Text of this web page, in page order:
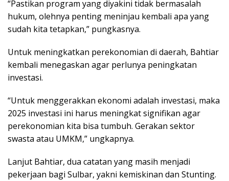
“Pastikan program yang diyakini tidak bermasalah
hukum, olehnya penting meninjau kembali apa yang
sudah kita tetapkan,” pungkasnya.
Untuk meningkatkan perekonomian di daerah, Bahtiar
kembali menegaskan agar perlunya peningkatan
investasi.
“Untuk menggerakkan ekonomi adalah investasi, maka
2025 investasi ini harus meningkat signifikan agar
perekonomian kita bisa tumbuh. Gerakan sektor
swasta atau UMKM,” ungkapnya.
Lanjut Bahtiar, dua catatan yang masih menjadi
pekerjaan bagi Sulbar, yakni kemiskinan dan Stunting.